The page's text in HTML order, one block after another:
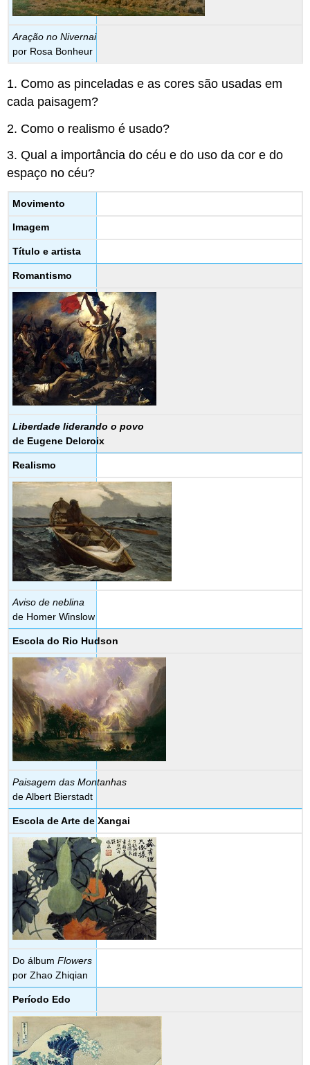
Aração no Nivernai
por Rosa Bonheur
1. Como as pinceladas e as cores são usadas em
cada paisagem?
2. Como o realismo é usado?
3. Qual a importância do céu e do uso da cor e do
espaço no céu?
Movimento
Imagem
Título e artista
Romantismo
Liberdade liderando o povo
de Eugene Delcroix
Realismo
Aviso de neblina
de Homer Winslow
Escola do Rio Hudson
Paisagem das Montanhas
de Albert Bierstadt
Escola de Arte de Xangai
Do álbumFlowers
por Zhao Zhiqian
Período Edo